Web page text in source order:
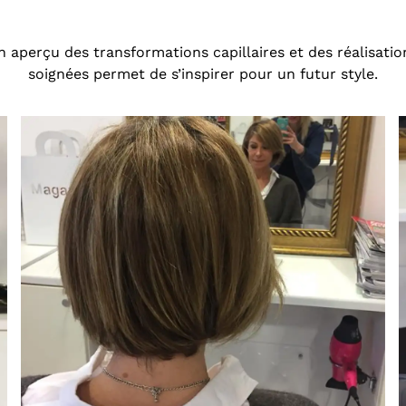
aperçu des transformations capillaires et des
soignées permet de s’inspirer pour un futur style.